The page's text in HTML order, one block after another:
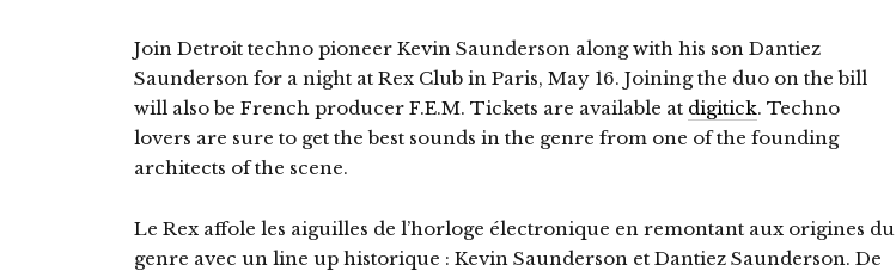
Join Detroit techno pioneer Kevin Saunderson along with his son Dantiez
Saunderson for a night at Rex Club in Paris, May 16. Joining the duo on the bill
will also be French producer F.E.M. Tickets are available at digitick. Techno
lovers are sure to get the best sounds in the genre from one of the founding
architects of the scene.
Le Rex affole les aiguilles de l’horloge électronique en remontant aux origines du
genre avec un line up historique : Kevin Saunderson et Dantiez Saunderson. De